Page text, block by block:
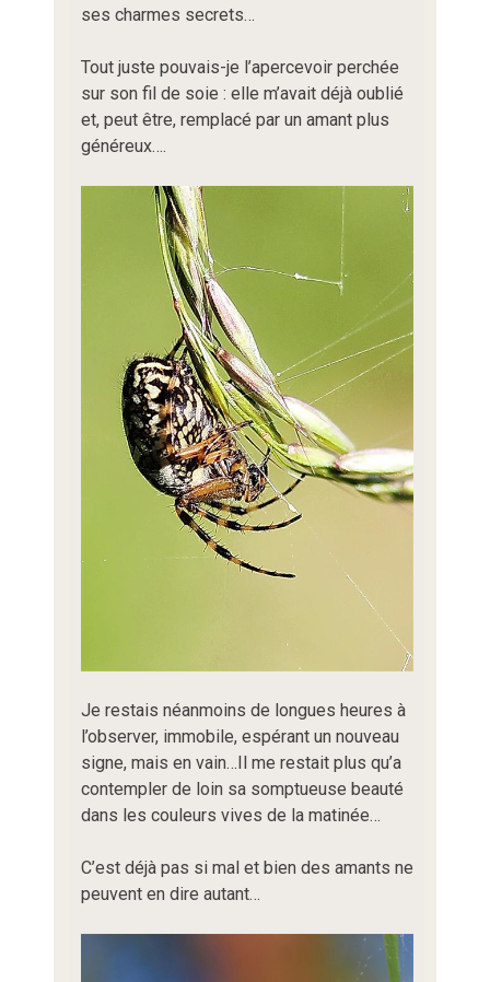
ses charmes secrets…
Tout juste pouvais-je l’apercevoir perchée
sur son fil de soie : elle m’avait déjà oublié
et, peut être, remplacé par un amant plus
généreux….
Je restais néanmoins de longues heures à
l’observer, immobile, espérant un nouveau
signe, mais en vain…Il me restait plus qu’a
contempler de loin sa somptueuse beauté
dans les couleurs vives de la matinée…
C’est déjà pas si mal et bien des amants ne
peuvent en dire autant…